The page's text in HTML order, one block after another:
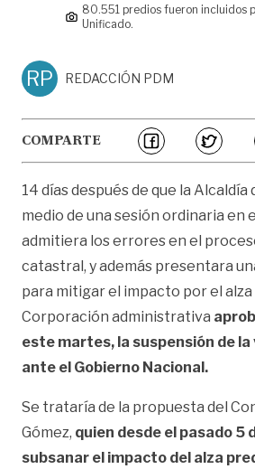
80.551 predios fueron incluidos
Unificado.
RP REDACCIÓN PDM
COMPARTE
14 días después de que la
medio de una sesión ordinaria en
admitiera los errores en el
catastral, y además presentara
para mitigar el impacto por el
Corporación administrativa
este martes, la suspensión de
ante el Gobierno Nacional.
Se trataría de la propuesta del
Gómez, quien desde el pasado 5
subsanar el impacto del alza